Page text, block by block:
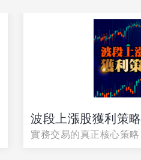
波段上漲股獲利策略
實務交易的真正核心策略